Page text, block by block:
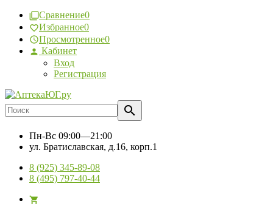
Сравнение0
Избранное0
Просмотренное0
Кабинет
Вход
Регистрация
Пн-Вс 09:00—21:00
ул. Братиславская, д.16, корп.1
8 (925) 345-89-08
8 (495) 797-40-44